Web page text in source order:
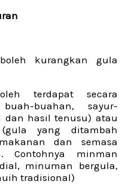
kurangkan gula
terdapat secara
buahan, sayur-
dan hasil tenusu) atau
yang ditambah
dan semasa
Contohnya minman
minuman bergula,
tradisional)